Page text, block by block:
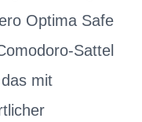
Optima Safe
Sattel
mit